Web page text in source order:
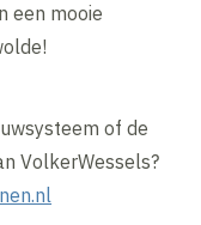
een mooie
of de
VolkerWessels?